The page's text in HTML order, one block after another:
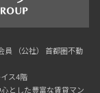
員 （公社） 首都圏不動
ス4階
とした豊富な賃貸マン